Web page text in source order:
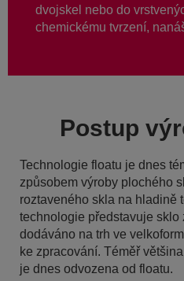
dvojskel nebo do
chemickému tvrzení,
Postup
Technologie floatu je dnes
způsobem výroby plochého
roztaveného skla na hladině
technologie představuje sklo
dodáváno na trh ve
ke zpracování. Téměř
je dnes odvozena od floatu.